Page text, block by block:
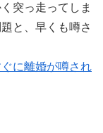
突っ走ってしま
と、早くも噂さ
に離婚が噂され